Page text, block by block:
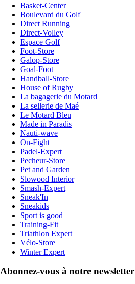
Basket-Center
Boulevard du Golf
Direct Running
Direct-Volley
Espace Golf
Foot-Store
Galop-Store
Goal-Foot
Handball-Store
House of Rugby
La bagagerie du Motard
La sellerie de Maé
Le Motard Bleu
Made in Paradis
Nauti-wave
On-Fight
Padel-Expert
Pecheur-Store
Pet and Garden
Slowood Interior
Smash-Expert
Sneak'In
Sneakids
Sport is good
Training-Fit
Triathlon Expert
Vélo-Store
Winter Expert
Abonnez-vous à notre newsletter